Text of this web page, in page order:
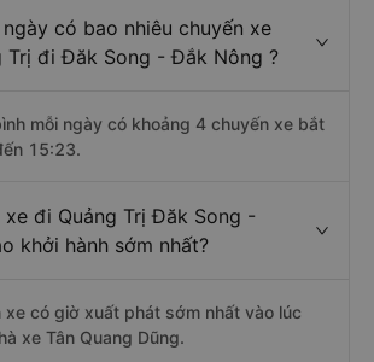
có bao nhiêu chuyến xe
Trị đi Đăk Song - Đắk Nông ?
mỗi ngày có khoảng 4 chuyến xe bắt
15:23.
xe đi Quảng Trị Đăk Song -
khởi hành sớm nhất?
xe có giờ xuất phát sớm nhất vào lúc
xe Tân Quang Dũng.